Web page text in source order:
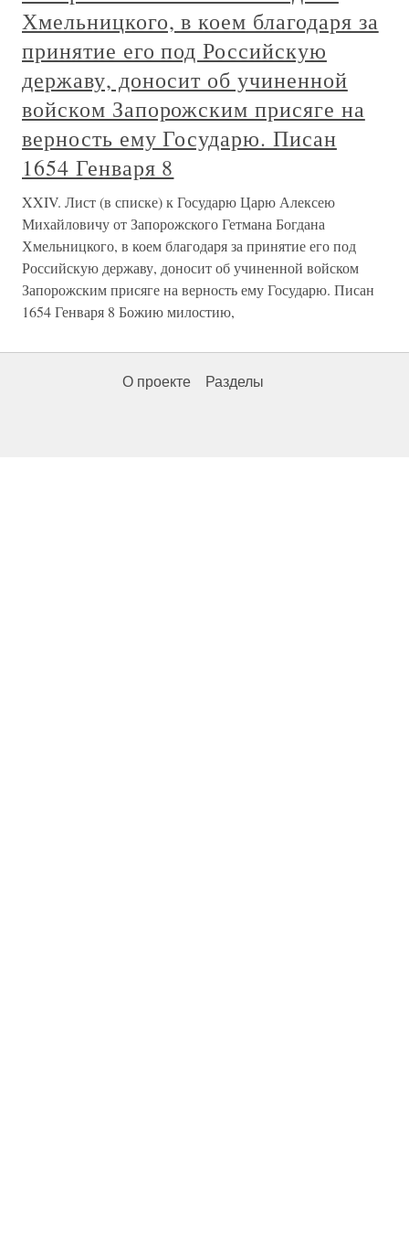
Хмельницкого, в коем благодаря за
принятие его под Российскую
державу, доносит об учиненной
войском Запорожским присяге на
верность ему Государю. Писан
1654 Генваря 8
XXIV. Лист (в списке) к Государю Царю Алексею
Михайловичу от Запорожского Гетмана Богдана
Хмельницкого, в коем благодаря за принятие его под
Российскую державу, доносит об учиненной войском
Запорожским присяге на верность ему Государю. Писан
1654 Генваря 8 Божию милостию,
О проекте Разделы